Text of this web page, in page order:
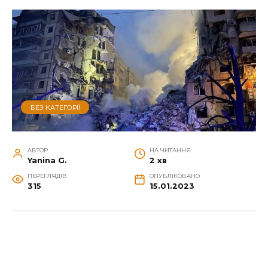
БЕЗ КАТЕГОРІЇ
АВТОР
Yanina G.
НА ЧИТАННЯ
2 хв
ПЕРЕГЛЯДІВ
315
ОПУБЛІКОВАНО
15.01.2023